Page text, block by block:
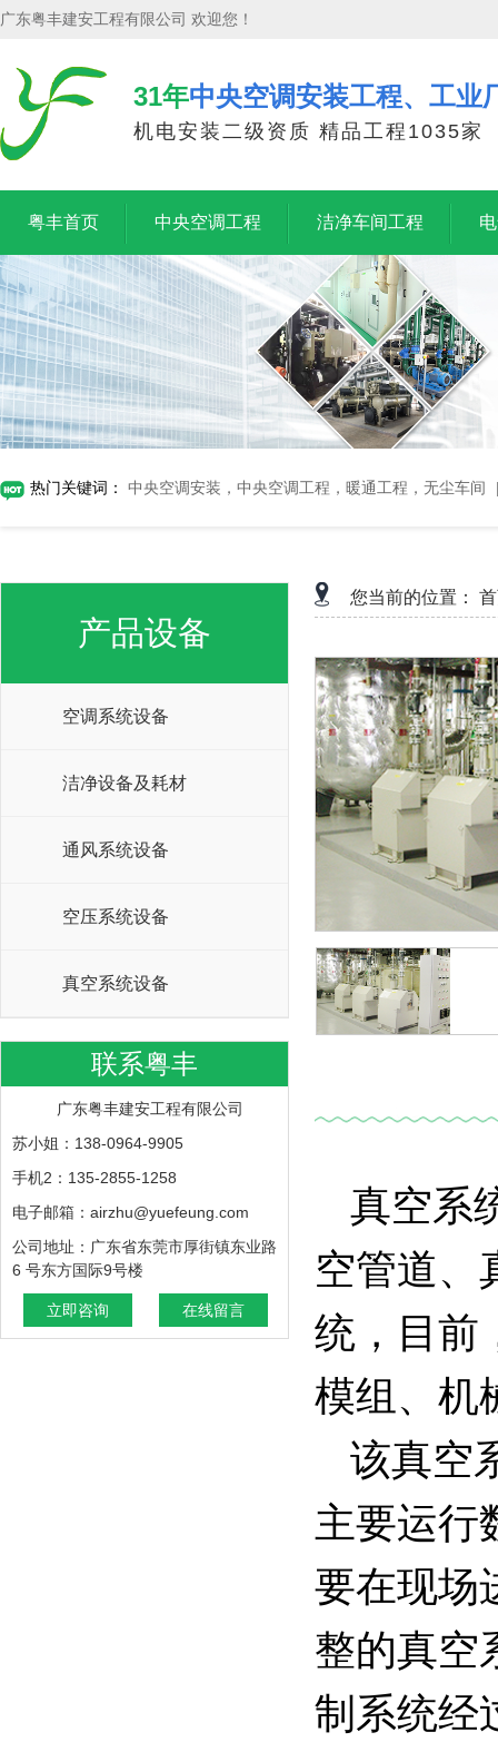
广东粤丰建安工程有限公司 欢迎您！
31年中央空调安装工程、工业
机电安装二级资质 精品工程1035家
粤丰首页 中央空调工程 洁净车间工程
热门关键词： 中央空调安装，中央空调工程，暖通工程，无尘车间
产品设备
空调系统设备
洁净设备及耗材
通风系统设备
空压系统设备
真空系统设备
联系粤丰
广东粤丰建安工程有限公司
苏小姐：138-0964-9905
手机2：135-2855-1258
电子邮箱：airzhu@yuefeung.com
公司地址：广东省东莞市厚街镇东业路
6 号东方国际9号楼
立即咨询 在线留言
您当前的位置：
真空系
空管道、
统，目前
模组、机
该真空
主要运行
要在现场
整的真空
制系统经